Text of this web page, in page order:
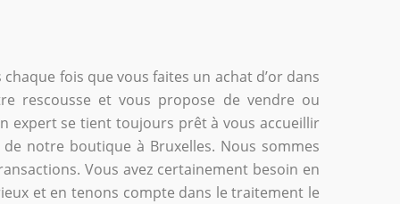
fois que vous faites un achat d’or dans
rescousse et vous propose de vendre ou
expert se tient toujours prêt à vous accueillir
notre boutique à Bruxelles. Nous sommes
Vous avez certainement besoin en
et en tenons compte dans le traitement le